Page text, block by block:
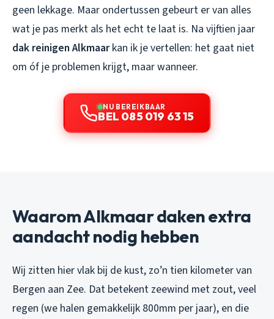
geen lekkage. Maar ondertussen gebeurt er van alles
wat je pas merkt als het echt te laat is. Na vijftien jaar
dak reinigen Alkmaarkan ik je vertellen: het gaat niet
om óf je problemen krijgt, maar wanneer.
NU BEREIKBAAR
BEL 085 019 63 15
Waarom Alkmaar daken extra
aandacht nodig hebben
Wij zitten hier vlak bij de kust, zo’n tien kilometer van
Bergen aan Zee. Dat betekent zeewind met zout, veel
regen (we halen gemakkelijk 800mm per jaar), en die